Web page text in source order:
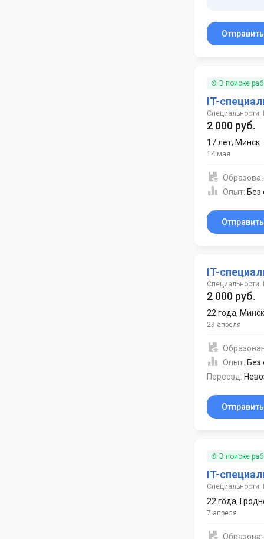
В поиске
IT-
Специальности:
2 000 руб.
17 лет, Минск
14 мая
Опыт: Без
IT-
Специальности:
2 000 руб.
22 года, Минск
29 апреля
Опыт: Без
Переезд:
В поиске
IT-
Специальности:
22 года,
7 апреля